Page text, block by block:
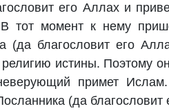
его Аллах и
тот момент к нему
(да благословит его
истины. Поэтому
примет
(да благословит